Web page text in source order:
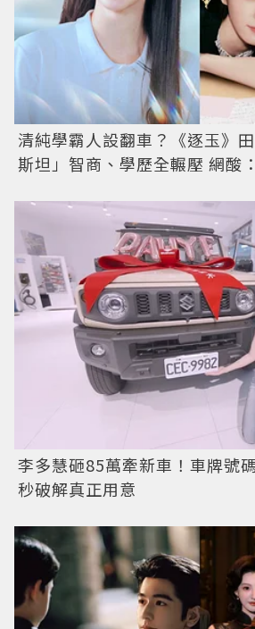
清純學霸人設翻車？《逐玉》
斯坦」智商、學歷全輾壓 網酸
李多慧砸85萬牽新車！車牌號
秒破解真正用意